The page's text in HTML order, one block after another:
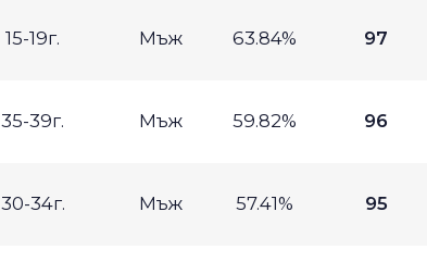
15-19г. Мъж 63.84% 97
35-39г. Мъж 59.82% 96
30-34г. Мъж 57.41% 95